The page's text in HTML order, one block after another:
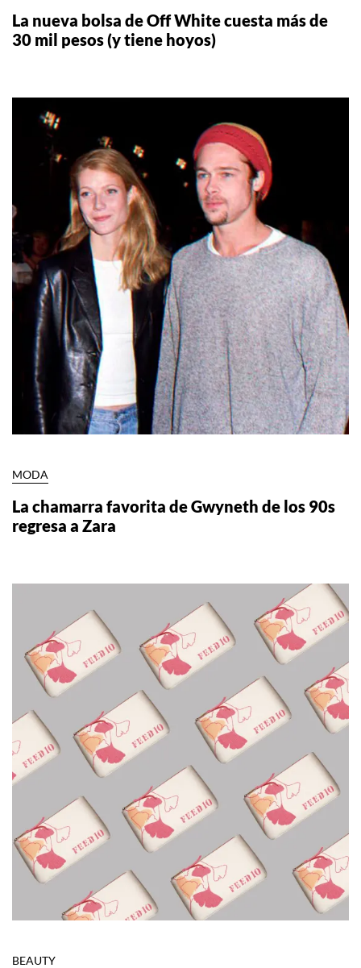
La nueva bolsa de Off White cuesta más de
30 mil pesos (y tiene hoyos)
MODA
La chamarra favorita de Gwyneth de los 90s
regresa a Zara
BEAUTY